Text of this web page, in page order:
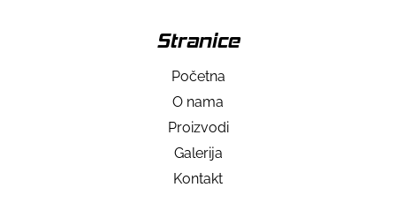
Stranice
Početna
O nama
Proizvodi
Galerija
Kontakt